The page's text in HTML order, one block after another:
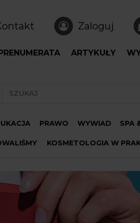
Zaloguj
ARTYKUŁY
PRAWO WYWIAD SPA
KOSMETOLOGIA W